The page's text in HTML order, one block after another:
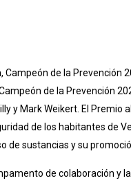
Campeón de la Prevención
de la Prevención
y Mark Weikert. El Premio
de los habitantes de
de sustancias y su
de colaboración y